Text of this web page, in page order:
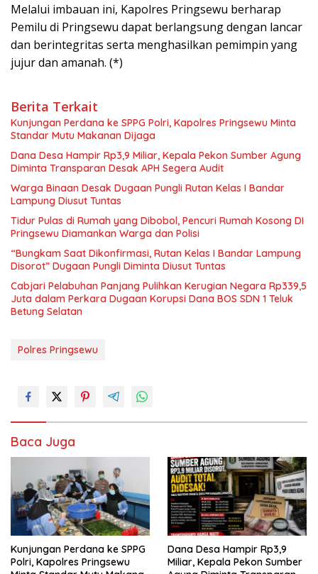
Melalui imbauan ini, Kapolres Pringsewu berharap
Pemilu di Pringsewu dapat berlangsung dengan lancar
dan berintegritas serta menghasilkan pemimpin yang
jujur dan amanah. (*)
Berita Terkait
Kunjungan Perdana ke SPPG Polri, Kapolres Pringsewu Minta
Standar Mutu Makanan Dijaga
Dana Desa Hampir Rp3,9 Miliar, Kepala Pekon Sumber Agung
Diminta Transparan Desak APH Segera Audit
Warga Binaan Desak Dugaan Pungli Rutan Kelas I Bandar
Lampung Diusut Tuntas
Tidur Pulas di Rumah yang Dibobol, Pencuri Rumah Kosong DI
Pringsewu Diamankan Warga dan Polisi
“Bungkam Saat Dikonfirmasi, Rutan Kelas I Bandar Lampung
Disorot” Dugaan Pungli Diminta Diusut Tuntas
Cabjari Pelabuhan Panjang Pulihkan Kerugian Negara Rp339,5
Juta dalam Perkara Dugaan Korupsi Dana BOS SDN 1 Teluk
Betung Selatan
Polres Pringsewu
Baca Juga
Kunjungan Perdana ke SPPG
Polri, Kapolres Pringsewu
Dana Desa Hampir Rp3,9
Miliar, Kepala Pekon Sumber